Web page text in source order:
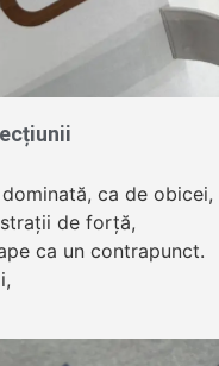
ca de obicei,
de forță,
ca un contrapunct.